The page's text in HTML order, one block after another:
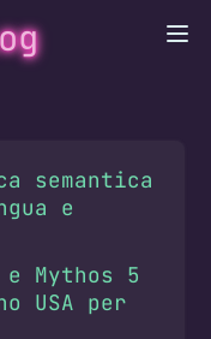
semantica
e
Mythos 5
USA per